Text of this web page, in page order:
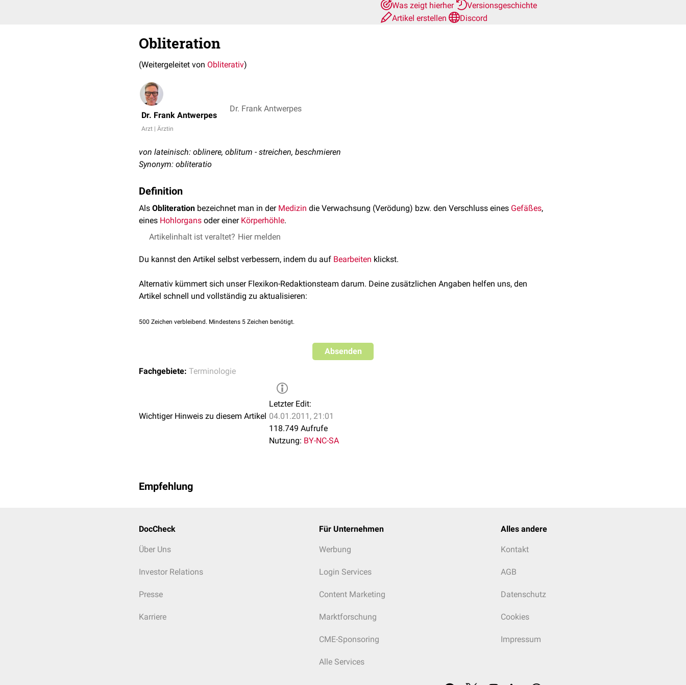
Was zeigt hierher
Versionsgeschichte
Artikel erstellen
Discord
Obliteration
(Weitergeleitet von Obliterativ)
Dr. Frank Antwerpes
Arzt | Ärztin
Dr. Frank Antwerpes
von lateinisch: oblinere, oblitum - streichen, beschmieren
Synonym: obliteratio
Definition
Als Obliteration bezeichnet man in der Medizin die Verwachsung (Verödung) bzw. den Verschluss eines Gefäßes,
eines Hohlorgans oder einer Körperhöhle.
Artikelinhalt ist veraltet? Hier melden
Du kannst den Artikel selbst verbessern, indem du auf Bearbeiten klickst.
Alternativ kümmert sich unser Flexikon-Redaktionsteam darum. Deine zusätzlichen Angaben helfen uns, den
Artikel schnell und vollständig zu aktualisieren:
500 Zeichen verbleibend. Mindestens 5 Zeichen benötigt.
Absenden
Fachgebiete: Terminologie
Wichtiger Hinweis zu diesem Artikel
Letzter Edit:
04.01.2011, 21:01
118.749 Aufrufe
Nutzung: BY-NC-SA
Empfehlung
DocCheck
Über Uns
Investor Relations
Presse
Karriere
Für Unternehmen
Werbung
Login Services
Content Marketing
Marktforschung
CME-Sponsoring
Alle Services
Alles andere
Kontakt
AGB
Datenschutz
Cookies
Impressum